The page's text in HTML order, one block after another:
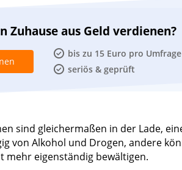
Zuhause aus Geld verdienen?
bis zu 15 Euro pro Umfrage
seriös & geprüft
sind gleichermaßen in der Lade,
von Alkohol und Drogen, andere
mehr eigenständig bewältigen.
Heimarbeit